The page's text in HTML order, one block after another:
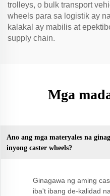
trolleys, o bulk transport
wheels para sa logistik ay
kalakal ay mabilis at
supply chain.
Mga
Ano ang mga materyales na
inyong caster wheels?
Ginagawa ng aming
iba't ibang de-kalidad